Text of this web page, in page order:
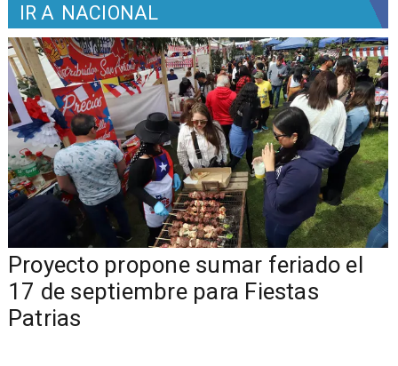
IR A NACIONAL
Proyecto propone sumar feriado el
17 de septiembre para Fiestas
Patrias